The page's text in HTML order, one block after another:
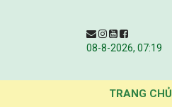
08-8-2026, 07:19
TRANG CHỦ